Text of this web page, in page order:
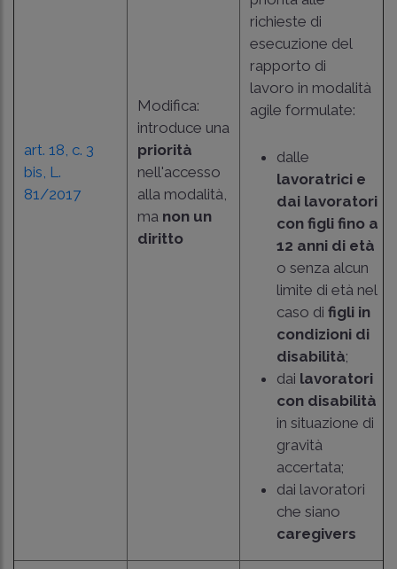
art. 18, c. 3
bis, L.
81/2017
Modifica:
introduce una
priorità
nell'accesso
alla modalità,
ma non un
diritto
richieste di
esecuzione del
rapporto di
lavoro in modalità
agile formulate:
dalle
lavoratrici e
dai lavoratori
con figli fino a
12 anni di età
o senza alcun
limite di età nel
caso di figli in
condizioni di
disabilità;
dai lavoratori
con disabilità
in situazione di
gravità
accertata;
dai lavoratori
che siano
caregivers